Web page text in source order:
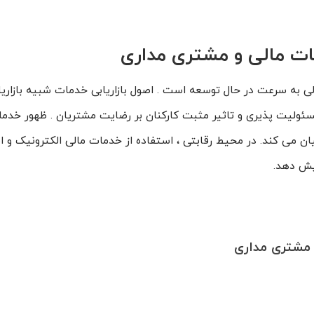
مالی و مشتری مداری
سرعت در حال توسعه است . اصول بازاریابی خدمات شبیه
پذیری و تاثیر مثبت کارکنان بر رضایت مشتریان . ظهور
می کند. در محیط رقابتی ، استفاده از خدمات مالی الکترونیک و
دهد.
مشتری مداری